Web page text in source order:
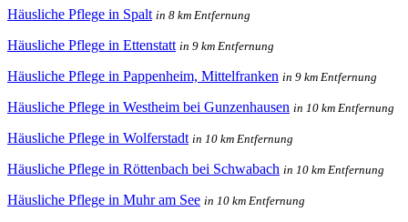
Häusliche Pflege in Spalt in 8 km Entfernung
Häusliche Pflege in Ettenstatt in 9 km Entfernung
Häusliche Pflege in Pappenheim, Mittelfranken in 9 km Entfernung
Häusliche Pflege in Westheim bei Gunzenhausen in 10 km Entfernung
Häusliche Pflege in Wolferstadt in 10 km Entfernung
Häusliche Pflege in Röttenbach bei Schwabach in 10 km Entfernung
Häusliche Pflege in Muhr am See in 10 km Entfernung